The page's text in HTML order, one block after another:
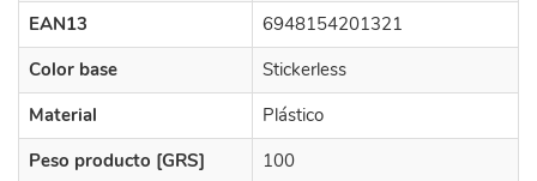
EAN13
6948154201321
Color base
Stickerless
Material
Plástico
Peso producto [GRS]
100